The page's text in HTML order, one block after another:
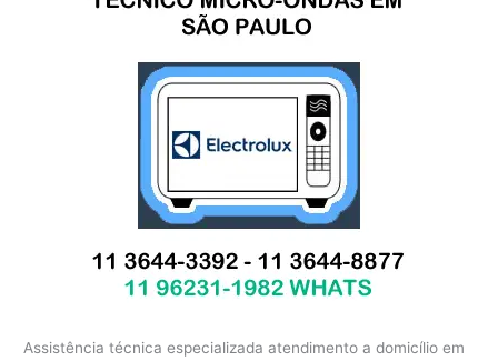
Assistência técnica especializada atendimento a domicílio em